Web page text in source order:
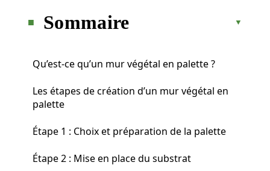
Sommaire
Qu’est-ce qu’un mur végétal en palette ?
Les étapes de création d’un mur végétal en
palette
Étape 1 : Choix et préparation de la palette
Étape 2 : Mise en place du substrat